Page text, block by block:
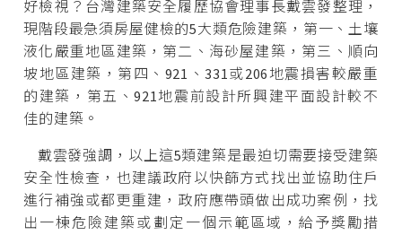
好檢視？台灣建築安全履歷協會理事長戴雲發整理，
現階段最急須房屋健檢的5大類危險建築，第一、土壤
液化嚴重地區建築，第二、海砂屋建築，第三、順向
坡地區建築，第四、921、331或206地震損害較嚴重
的建築，第五、921地震前設計所興建平面設計較不
佳的建築。
戴雲發強調，以上這5類建築是最迫切需要接受建築
安全性檢查，也建議政府以快篩方式找出並協助住戶
進行補強或都更重建，政府應帶頭做出成功案例，找
出一棟危險建築或劃定一個示範區域，給予獎勵措